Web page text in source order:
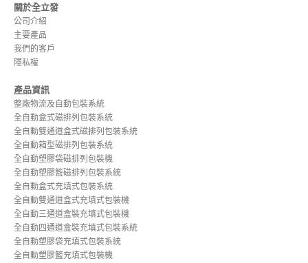
關於全立發
公司介紹
主要產品
我們的客戶
隱私權
產品資訊
整廠物流及自動包裝系統
全自動盒式磁排列包裝系統
全自動雙通道盒式磁排列包裝系統
全自動箱型磁排列包裝系統
全自動塑膠袋磁排列包裝機
全自動塑膠籃磁排列包裝系統
全自動盒式充填式包裝系統
全自動雙通道盒式充填式包裝機
全自動三通道盒裝充填式包裝機
全自動四通道盒裝充填式包裝系統
全自動塑膠袋充填式包裝系統
全自動塑膠籃充填式包裝機